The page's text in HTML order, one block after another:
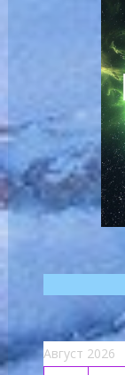
Август 2026